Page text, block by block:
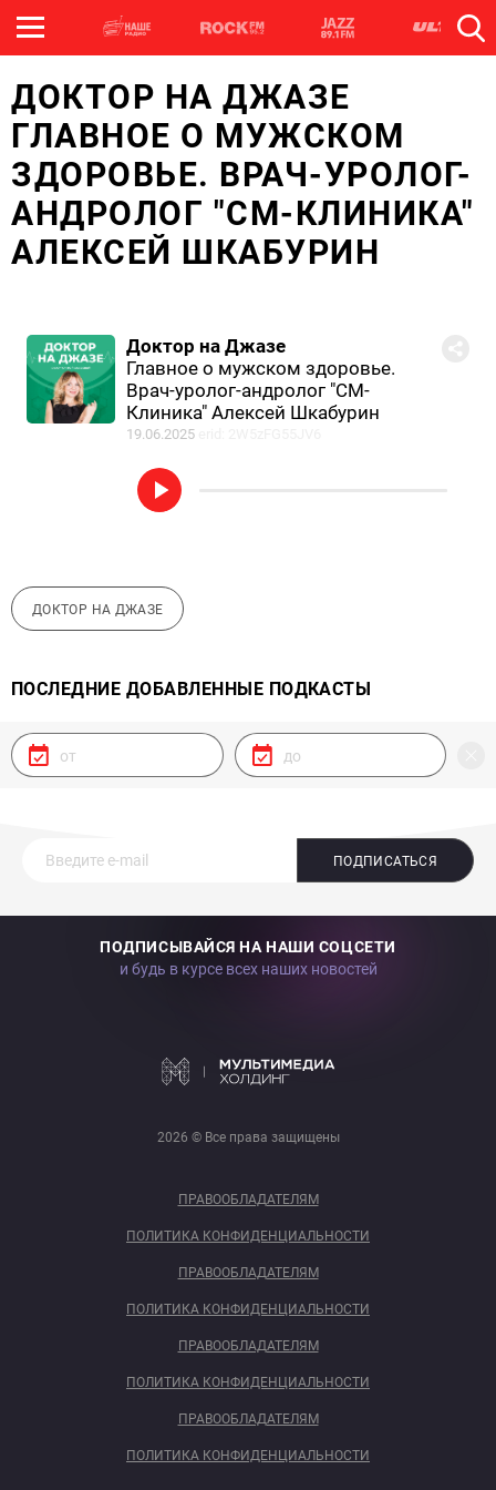
ДОКТОР НА ДЖАЗЕ
ГЛАВНОЕ О МУЖСКОМ
ЗДОРОВЬЕ. ВРАЧ-УРОЛОГ-
АНДРОЛОГ "СМ-КЛИНИКА"
АЛЕКСЕЙ ШКАБУРИН
Доктор на Джазе
Главное о мужском здоровье.
Врач-уролог-андролог "СМ-
Клиника" Алексей Шкабурин
19.06.2025
ДОКТОР НА ДЖАЗЕ
ПОСЛЕДНИЕ ДОБАВЛЕННЫЕ ПОДКАСТЫ
ПОДПИСАТЬСЯ
ПОДПИСЫВАЙСЯ НА НАШИ СОЦСЕТИ
и будь в курсе всех наших новостей
2026 © Все права защищены
ПРАВООБЛАДАТЕЛЯМ
ПОЛИТИКА КОНФИДЕНЦИАЛЬНОСТИ
ПРАВООБЛАДАТЕЛЯМ
ПОЛИТИКА КОНФИДЕНЦИАЛЬНОСТИ
ПРАВООБЛАДАТЕЛЯМ
ПОЛИТИКА КОНФИДЕНЦИАЛЬНОСТИ
ПРАВООБЛАДАТЕЛЯМ
ПОЛИТИКА КОНФИДЕНЦИАЛЬНОСТИ